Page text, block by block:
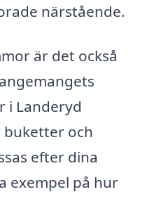
närstående.
är det också
i Landeryd
och
efter dina
exempel på hur